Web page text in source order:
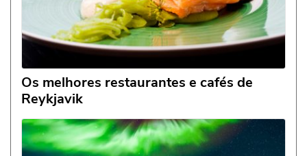
Os melhores restaurantes e cafés de
Reykjavik